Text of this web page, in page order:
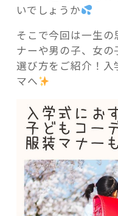
いでしょうか
そこで今回は一生
ナーや男の子、女の
選び方をご紹介！入
マへ